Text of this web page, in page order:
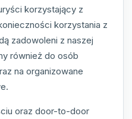
korzystający z
korzystania z
zadowoleni z naszej
również do osób
na organizowane
oraz door-to-door